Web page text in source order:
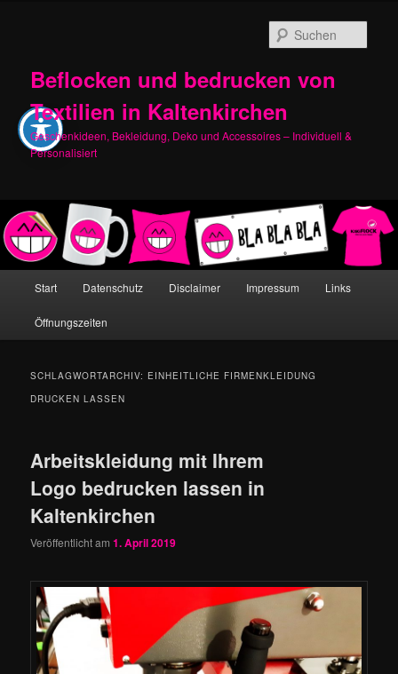
Beflocken und bedrucken von
Textilien in Kaltenkirchen
Geschenkideen, Bekleidung, Deko und Accessoires – Individuell &
Personalisiert
Start Datenschutz Disclaimer Impressum Links
Öffnungszeiten
SCHLAGWORTARCHIV: EINHEITLICHE FIRMENKLEIDUNG
DRUCKEN LASSEN
Arbeitskleidung mit Ihrem
Logo bedrucken lassen in
Kaltenkirchen
Veröffentlicht am1. April 2019